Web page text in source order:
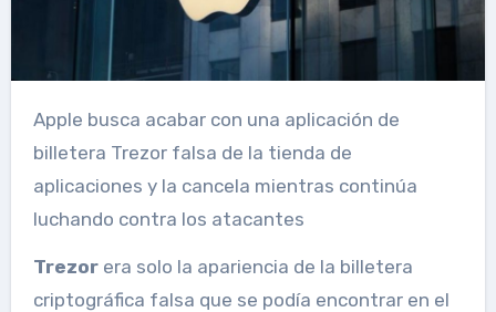
Apple busca acabar con una aplicación de
billetera Trezor falsa de la tienda de
aplicaciones y la cancela mientras continúa
luchando contra los atacantes
Trezorera solo la apariencia de la billetera
criptográfica falsa que se podía encontrar en el